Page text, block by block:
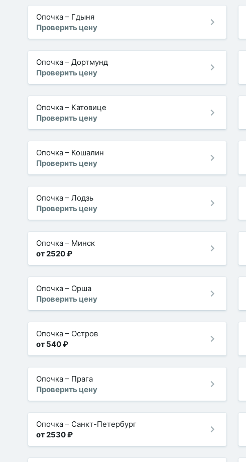
Опочка – Гдыня
Проверить цену
Опочка – Дортмунд
Проверить цену
Опочка – Катовице
Проверить цену
Опочка – Кошалин
Проверить цену
Опочка – Лодзь
Проверить цену
Опочка – Минск
от 2520 ₽
Опочка – Орша
Проверить цену
Опочка – Остров
от 540 ₽
Опочка – Прага
Проверить цену
Опочка – Санкт-Петербург
от 2530 ₽